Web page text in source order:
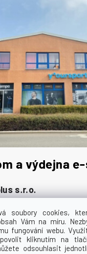
soubory cookies,
Vám na míru.
fungování webu.
kliknutím na
odsouhlasit
a výdejna
s.r.o.
9 - Čakovice
- 16:30
9:00 - 15:30